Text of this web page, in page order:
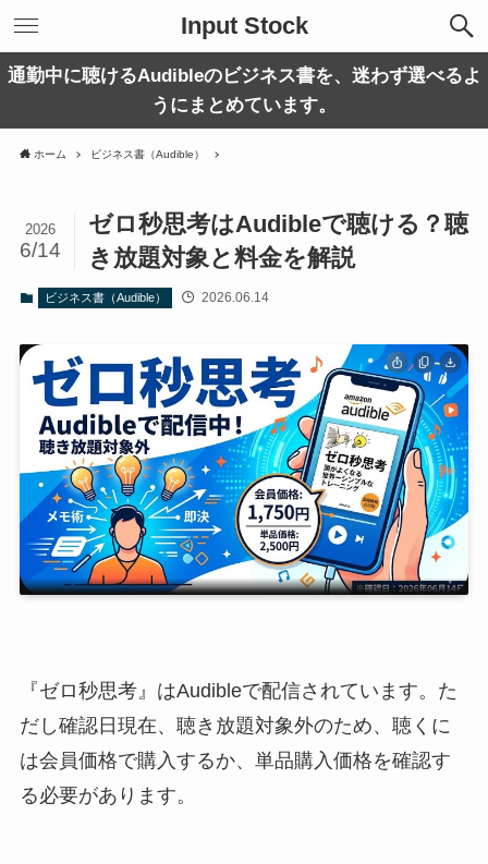
Input Stock
通勤中に聴けるAudibleのビジネス書を、迷わず選べるよ
うにまとめています。
ホーム ビジネス書（Audible）
ゼロ秒思考はAudibleで聴ける？聴
き放題対象と料金を解説
2026
6/14
ビジネス書（Audible） 2026.06.14
『ゼロ秒思考』はAudibleで配信されています。た
だし確認日現在、聴き放題対象外のため、聴くに
は会員価格で購入するか、単品購入価格を確認す
る必要があります。